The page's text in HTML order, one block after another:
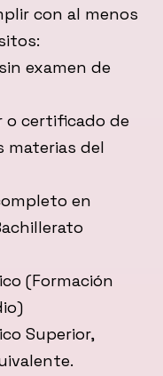
con al menos
examen de
o certificado de
materias del
en
(Formación
Superior,